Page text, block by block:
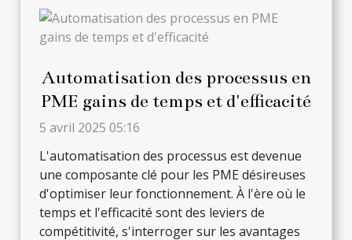
Automatisation des processus en
PME gains de temps et d'efficacité
5 avril 2025 05:16
L'automatisation des processus est devenue
une composante clé pour les PME désireuses
d'optimiser leur fonctionnement. À l'ère où le
temps et l'efficacité sont des leviers de
compétitivité, s'interroger sur les avantages